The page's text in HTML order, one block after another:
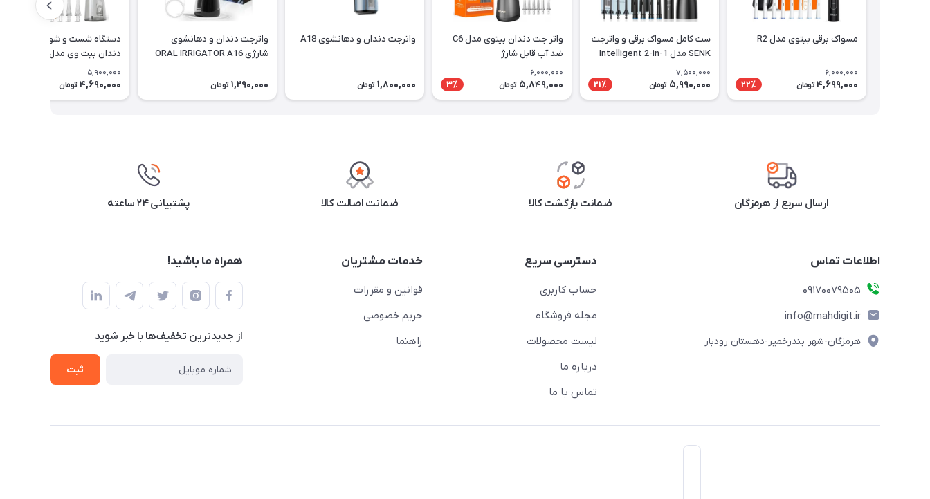
مسواک برقی بیتوی مدل R2
6,000,000
4,699,000 تومان 22٪
ست کامل مسواک برقی و واترجت
SENK مدل Intelligent 2-in-1
7,500,000
5,990,000 تومان 21٪
واتر جت دندان بیتوی مدل C6
ضد آب قابل شارژ
6,000,000
5,849,000 تومان 3٪
واترجت دندان و دهانشوی A18
1,800,000 تومان
واترجت دندان و دهانشوی
شارژی ORAL IRRIGATOR A16
1,290,000 تومان
دستگاه شست و شوی دهان و
دندان بیت وی مدل C2
5,900,000
4,690,000 تومان
ارسال سریع از هرمزگان ضمانت بازگشت کالا ضمانت اصالت کالا پشتیبانی ۲۴ ساعته
اطلاعات تماس
09170079505
info@mahdigit.ir
هرمزگان-شهر بندرخمیر-دهستان رودبار
دسترسی سریع
حساب کاربری
مجله فروشگاه
لیست محصولات
درباره ما
تماس با ما
خدمات مشتریان
قوانین و مقررات
حریم خصوصی
راهنما
همراه ما باشید!
از جدید‌ترین تخفیف‌ها با‌ خبر شوید
ثبت